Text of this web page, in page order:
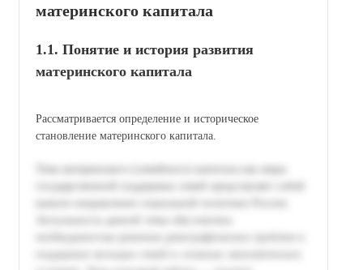
материнского капитала
1.1. Понятие и история развития
материнского капитала
Рассматривается определение и историческое
становление материнского капитала.